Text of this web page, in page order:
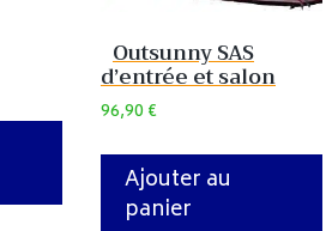
Outsunny SAS
d’entrée et salon
96,90€
Ajouter au
panier